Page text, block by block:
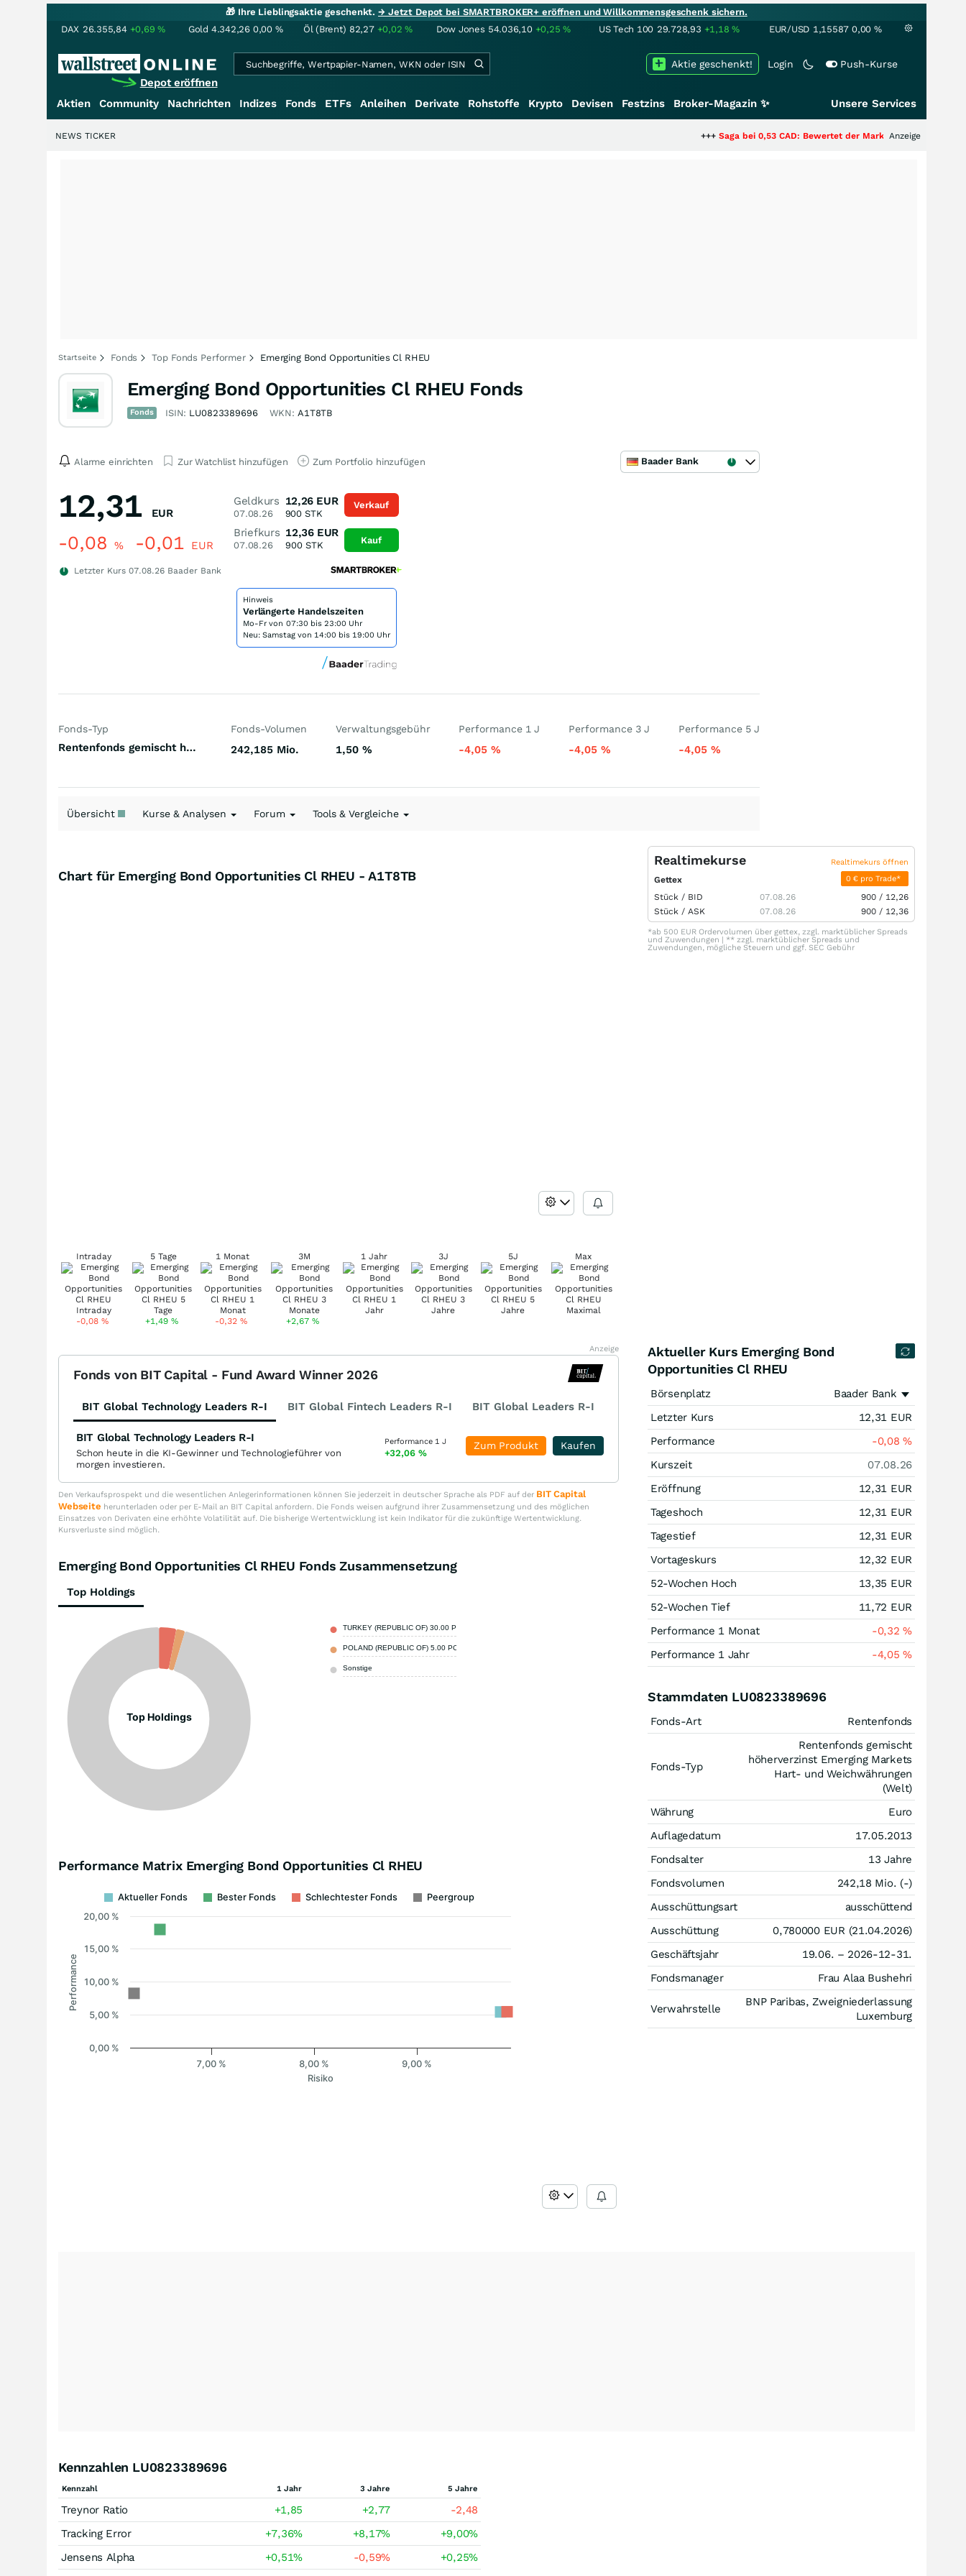
🎁 Ihre Lieblingsaktie geschenkt.→ Jetzt Depot bei SMARTBROKER+ eröffnen und Willkommensgeschenk sichern.
DAX 26.355,84 +0,69% Gold 4.342,26 0,00 % Öl (Brent) 82,27 +0,02% Dow Jones 54.036,10 +0,25% US Tech 100 29.728,93 +1,18% EUR/USD 1,15587 0,00 %
Depot eröffnen
Login Push-Kurse
Aktie geschenkt!
Aktien Community Nachrichten Indizes Fonds ETFs Anleihen Derivate Rohstoffe Krypto Devisen Festzins Broker-Magazin ✨ Unsere Services
Saga bei 0,53 CAD: Bewertet der Markt noch immer nur die Hälfte
Anzeige
NEWS TICKER
Startseite Fonds Top Fonds Performer Emerging Bond Opportunities Cl RHEU
Emerging Bond Opportunities Cl RHEU Fonds
Fonds ISIN: LU0823389696 WKN: A1T8TB
Alarme einrichten Zur Watchlist hinzufügen Zum Portfolio hinzufügen Baader Bank
12,31 EUR
-0,08 % -0,01 EUR
Letzter Kurs 07.08.26 Baader Bank
Geldkurs
07.08.26
12,26 EUR
900 STK
Briefkurs
07.08.26
12,36 EUR
900STK
Verkauf
Kauf
Hinweis
Verlängerte Handelszeiten
Mo-Fr von 07:30 bis 23:00 Uhr
Neu: Samstag von 14:00 bis 19:00 Uhr
Fonds-Typ
Rentenfonds gemischt höherverzinst Emerging Markets Hart- und Weichwährungen (Welt)
Fonds-Volumen
242,185 Mio.
Verwaltungsgebühr
1,50 %
Performance 1 J
-4,05%
Performance 3 J
-4,05%
Performance 5 J
-4,05 %
Übersicht Kurse & Analysen Forum Tools & Vergleiche
Chart für Emerging Bond Opportunities Cl RHEU - A1T8TB
Intraday
-0,08 %
5 Tage
+1,49%
1 Monat
-0,32%
3M
+2,67%
1 Jahr 3J 5J Max
Realtimekurse Realtimekurs öffnen
Gettex 0 € pro Trade*
Stück / BID 07.08.26 900 / 12,26
Stück / ASK 07.08.26 900 / 12,36
*ab 500 EUR Ordervolumen über gettex, zzgl. marktüblicher Spreads
und Zuwendungen | ** zzgl. marktüblicher Spreads und
Zuwendungen, mögliche Steuern und ggf. SEC Gebühr
Anzeige
Fonds von BIT Capital - Fund Award Winner 2026
BIT Global Technology Leaders R-I BIT Global Fintech Leaders R-I BIT Global Leaders R-I
BIT Global Technology Leaders R-I
Schon heute in die KI-Gewinner und Technologieführer von
morgen investieren.
Performance 1 J
+32,06 %
Kaufen
Zum Produkt
Den Verkaufsprospekt und die wesentlichen Anlegerinformationen können Sie jederzeit in deutscher Sprache als PDF auf der BIT Capital
Webseite herunterladen oder per E-Mail an BIT Capital anfordern. Die Fonds weisen aufgrund ihrer Zusammensetzung und des möglichen
Einsatzes von Derivaten eine erhöhte Volatilität auf. Die bisherige Wertentwicklung ist kein Indikator für die zukünftige Wertentwicklung.
Kursverluste sind möglich.
Emerging Bond Opportunities Cl RHEU Fonds Zusammensetzung
Top Holdings
Top Holdings
TURKEY (REPUBLIC OF) 30.00 PCT 12-SEP-2029
POLAND (REPUBLIC OF) 5.00 PCT 25-OCT-2035
Sonstige
Performance Matrix Emerging Bond Opportunities Cl RHEU
Risiko
Performance
Aktueller Fonds Bester Fonds Schlechtester Fonds Peergroup
7,00 % 8,00 % 9,00 %
0,00 %
5,00 %
10,00 %
15,00 %
20,00 %
Aktueller Kurs Emerging Bond
Opportunities Cl RHEU
Börsenplatz
Baader Bank
Letzter Kurs
12,31 EUR
Performance
-0,08%
Kurszeit
07.08.26
Eröffnung
12,31 EUR
Tageshoch
12,31 EUR
Tagestief
12,31 EUR
Vortageskurs
12,32 EUR
52-Wochen Hoch
13,35 EUR
52-Wochen Tief
11,72 EUR
Performance 1 Monat
-0,32%
Performance 1 Jahr
-4,05%
Stammdaten LU0823389696
Fonds-Art Rentenfonds
Fonds-Typ
Rentenfonds gemischt
höherverzinst Emerging Markets
Hart- und Weichwährungen
(Welt)
Währung
Euro
Auflagedatum
17.05.2013
Fondsalter
13 Jahre
Fondsvolumen
242,18 Mio. (-)
Ausschüttungsart
ausschüttend
Ausschüttung
0,780000 EUR (21.04.2026)
Geschäftsjahr
19.06. – 2026-12-31.
Fondsmanager
Frau Alaa Bushehri
Verwahrstelle
BNP Paribas, Zweigniederlassung
Luxemburg
Kennzahlen LU0823389696
Kennzahl 1 Jahr 3 Jahre 5 Jahre
Treynor Ratio +1,85 +2,77
-2,48
Tracking Error
+7,36% +8,17% +9,00%
Jensens Alpha
+0,51% -0,59% +0,25%